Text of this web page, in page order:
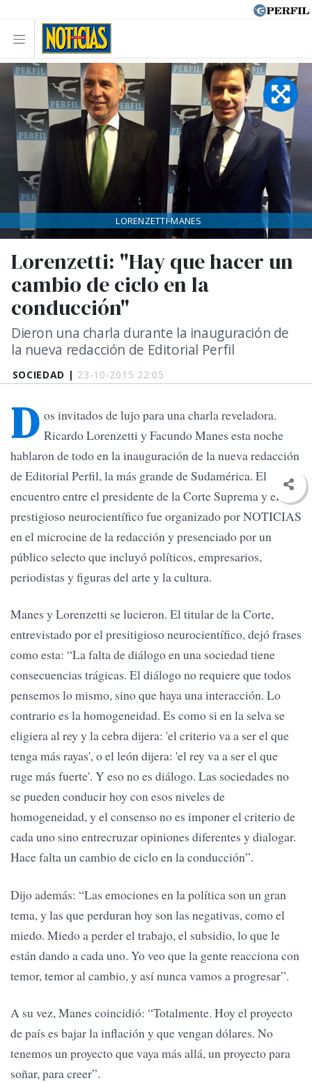
SOCIEDAD | 23-10-2015 22:05
Lorenzetti: "Hay que hacer un
cambio de ciclo en la
conducción"
Dieron una charla durante la inauguración de
la nueva redacción de Editorial Perfil
LORENZETTI-MANES
D os invitados de lujo para una charla reveladora.
Ricardo Lorenzetti y Facundo Manes esta noche
hablaron de todo en la inauguración de la nueva redacción
de Editorial Perfil, la más grande de Sudamérica. El
encuentro entre el presidente de la Corte Suprema y el
prestigioso neurocientífico fue organizado por NOTICIAS
en el microcine de la redacción y presenciado por un
público selecto que incluyó políticos, empresarios,
periodistas y figuras del arte y la cultura.
Manes y Lorenzetti se lucieron. El titular de la Corte,
entrevistado por el presitigioso neurocientífico, dejó frases
como esta: “La falta de diálogo en una sociedad tiene
consecuencias trágicas. El diálogo no requiere que todos
pensemos lo mismo, sino que haya una interacción. Lo
contrario es la homogeneidad. Es como si en la selva se
eligiera al rey y la cebra dijera: 'el criterio va a ser el que
tenga más rayas', o el león dijera: 'el rey va a ser el que
ruge más fuerte'. Y eso no es diálogo. Las sociedades no
se pueden conducir hoy con esos niveles de
homogeneidad, y el consenso no es imponer el criterio de
cada uno sino entrecruzar opiniones diferentes y dialogar.
Hace falta un cambio de ciclo en la conducción”.
Dijo además: “Las emociones en la política son un gran
tema, y las que perduran hoy son las negativas, como el
miedo. Miedo a perder el trabajo, el subsidio, lo que le
están dando a cada uno. Yo veo que la gente reacciona con
temor, temor al cambio, y así nunca vamos a progresar”.
A su vez, Manes coincidió: “Totalmente. Hoy el proyecto
de país es bajar la inflación y que vengan dólares. No
tenemos un proyecto que vaya más allá, un proyecto para
soñar, para creer”.